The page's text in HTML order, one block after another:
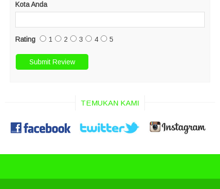
Kota Anda
Rating 1 2 3 4 5
TEMUKAN KAMI